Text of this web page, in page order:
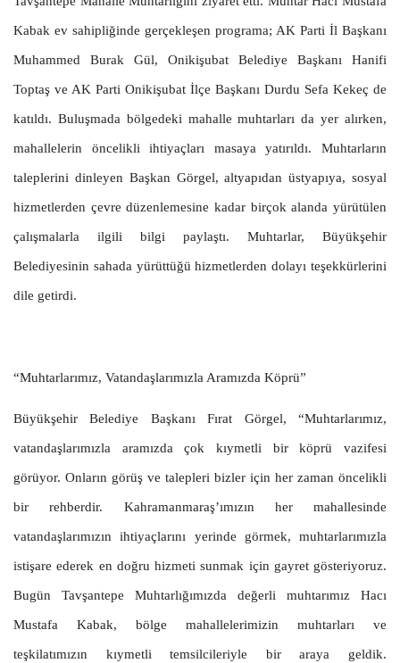
Kabak ev sahipliğinde gerçekleşen programa; AK Parti İl Başkanı
Muhammed Burak Gül, Onikişubat Belediye Başkanı Hanifi
Toptaş ve AK Parti Onikişubat İlçe Başkanı Durdu Sefa Kekeç de
katıldı. Buluşmada bölgedeki mahalle muhtarları da yer alırken,
mahallelerin öncelikli ihtiyaçları masaya yatırıldı. Muhtarların
taleplerini dinleyen Başkan Görgel, altyapıdan üstyapıya, sosyal
hizmetlerden çevre düzenlemesine kadar birçok alanda yürütülen
çalışmalarla ilgili bilgi paylaştı. Muhtarlar, Büyükşehir
Belediyesinin sahada yürüttüğü hizmetlerden dolayı teşekkürlerini
dile getirdi.
“Muhtarlarımız, Vatandaşlarımızla Aramızda Köprü”
Büyükşehir Belediye Başkanı Fırat Görgel, “Muhtarlarımız,
vatandaşlarımızla aramızda çok kıymetli bir köprü vazifesi
görüyor. Onların görüş ve talepleri bizler için her zaman öncelikli
bir rehberdir. Kahramanmaraş’ımızın her mahallesinde
vatandaşlarımızın ihtiyaçlarını yerinde görmek, muhtarlarımızla
istişare ederek en doğru hizmeti sunmak için gayret gösteriyoruz.
Bugün Tavşantepe Muhtarlığımızda değerli muhtarımız Hacı
Mustafa Kabak, bölge mahallelerimizin muhtarları ve
teşkilatımızın kıymetli temsilcileriyle bir araya geldik.